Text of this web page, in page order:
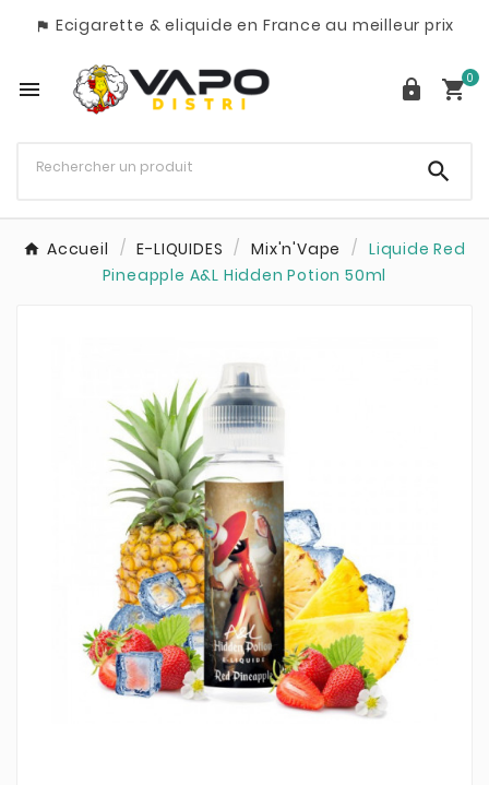
 Ecigarette & eliquide en France au meilleur prix
  0

Accueil E-LIQUIDES Mix'n'Vape
Liquide Red
Pineapple A&L Hidden Potion 50ml